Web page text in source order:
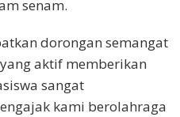
senam.
dorongan semangat
aktif memberikan
sangat
kami berolahraga